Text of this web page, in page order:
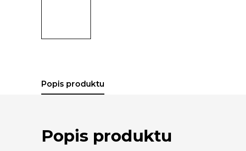
Popis produktu
Popis produktu